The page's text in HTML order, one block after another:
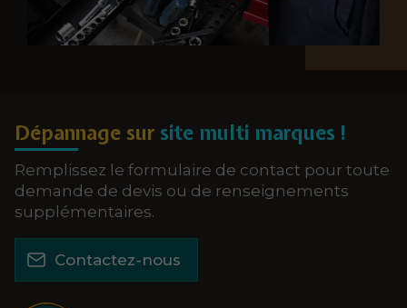
Dépannage sur site multi marques !
Remplissez le formulaire de contact pour toute
demande de devis ou de renseignements
supplémentaires.
Contactez-nous